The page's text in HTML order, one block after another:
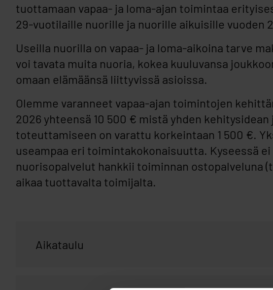
tuottamaan vapaa- ja loma-ajan toimintaa
29-vuotilaille nuorille ja nuorille aikuisille vuoden
Useilla nuorilla on vapaa- ja loma-aikoina tarve
voi tavata muita nuoria, kokea kuuluvansa
omaan elämäänsä liittyvissä asioissa.
Olemme varanneet vapaa-ajan toimintojen
2026 yhteensä 10 500 € mistä yhden
toteuttamiseen on varattu korkeintaan 1 500 €.
useampaa eri toimintakokonaisuutta. Kyseessä
nuorisopalvelut hankkii toiminnan ostopalveluna
aikaa tuottavalta toimijalta.
Aikataulu